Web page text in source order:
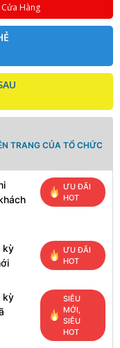
Hàng
TRANG CỦA TỔ CHỨC
ƯU ĐÃI
HOT
kỳ
ƯU ĐÃI
HOT
kỳ
SIÊU
MỚI,
SIÊU
HOT